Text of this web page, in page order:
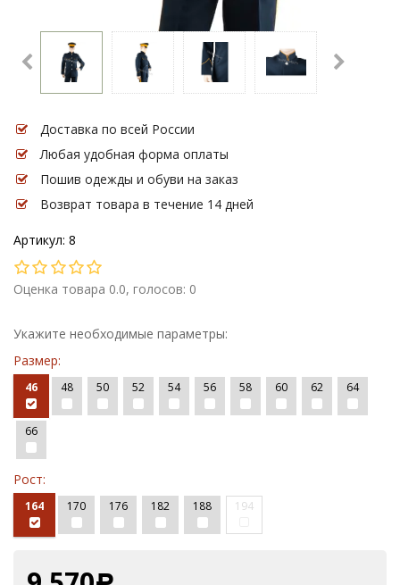
Доставка по всей России
Любая удобная форма оплаты
Пошив одежды и обуви на заказ
Возврат товара в течение 14 дней
Артикул: 8
Оценка товара 0.0, голосов: 0
Укажите необходимые параметры:
Размер:
46 48 50 52 54 56 58 60 62 64
66
Рост:
164 170 176 182 188 194